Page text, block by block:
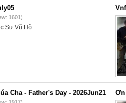
1601)
Sư Vũ Hồ
Cha - Father's Day - 2026Jun21